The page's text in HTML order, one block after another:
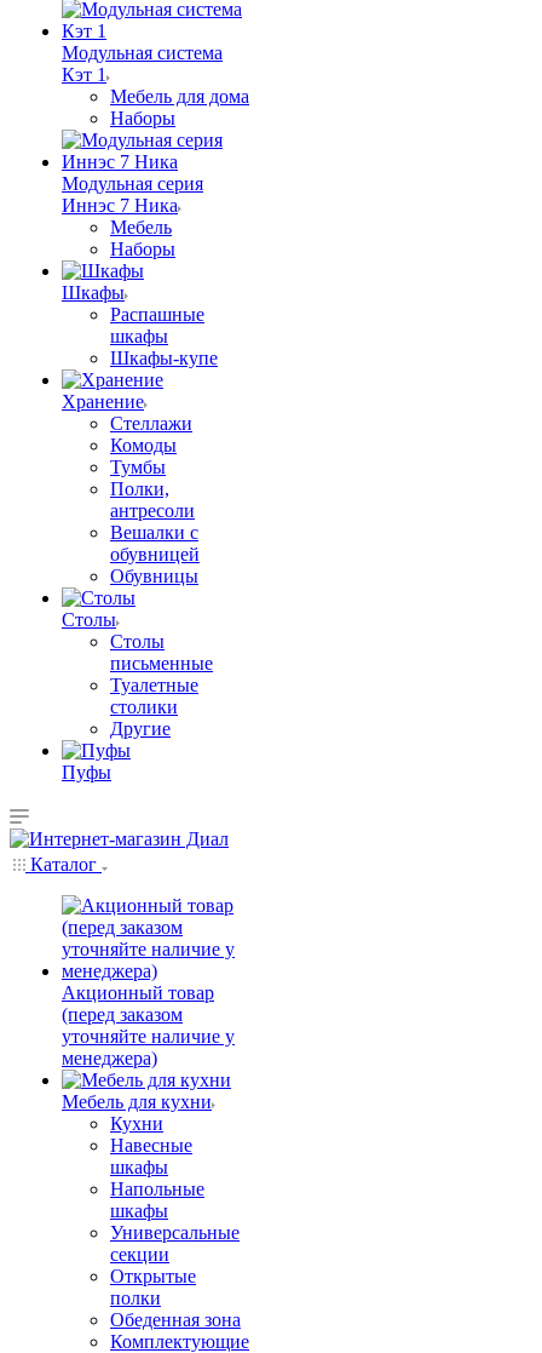
Модульная система
Кэт 1
Мебель для дома
Наборы
Модульная серия
Иннэс 7 Ника
Мебель
Наборы
Шкафы
Распашные
шкафы
Шкафы-купе
Хранение
Стеллажи
Комоды
Тумбы
Полки,
антресоли
Вешалки с
обувницей
Обувницы
Столы
Столы
письменные
Туалетные
столики
Другие
Пуфы
Каталог
Акционный товар
(перед заказом
уточняйте наличие у
менеджера)
Мебель для кухни
Кухни
Навесные
шкафы
Напольные
шкафы
Универсальные
секции
Открытые
полки
Обеденная зона
Комплектующие